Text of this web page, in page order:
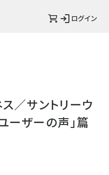
ログイン
／サントリーウ
ーザーの声」篇